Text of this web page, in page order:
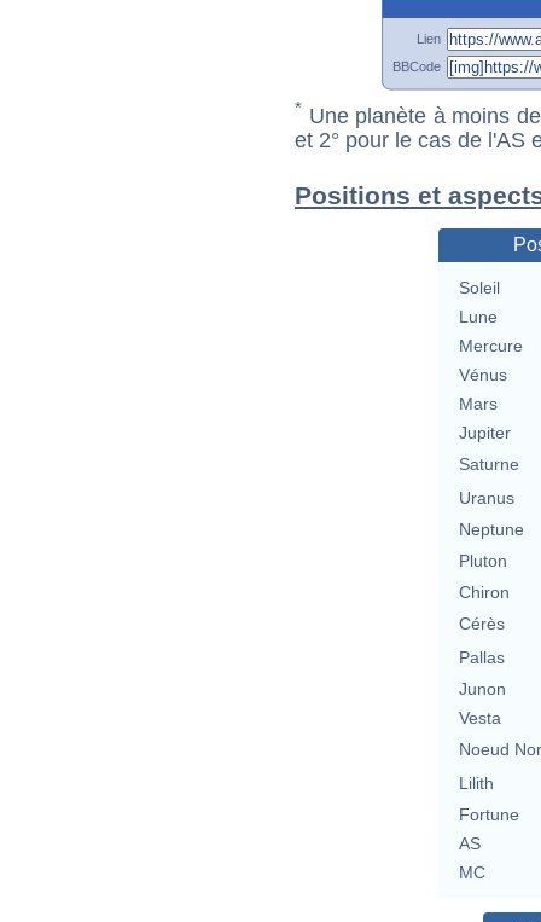
Lien
BBCode
* Une planète à moins
et 2° pour le cas de l'AS
Positions et
Soleil
Lune
Mercure
Vénus
Mars
Jupiter
Saturne
Uranus
Neptune
Pluton
Chiron
Cérès
Pallas
Junon
Vesta
Noeud
Lilith
Fortune
AS
MC